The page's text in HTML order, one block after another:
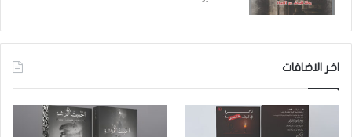
اخر الاضافات